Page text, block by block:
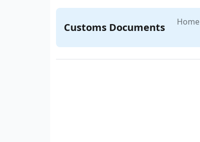
Customs Documents Home